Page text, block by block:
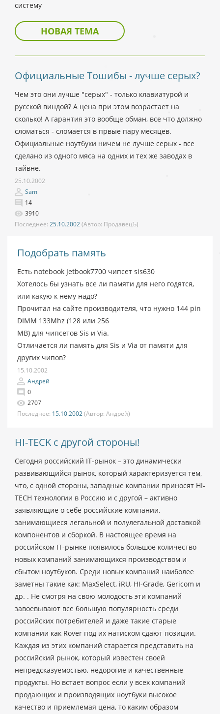
систему
НОВАЯ ТЕМА
Официальные Тошибы - лучше серых?
Чем это они лучше "серых" - только клавиатурой и
русской виндой? А цена при этом возрастает на
сколько! А гарантия это вообще обман, все что должно
сломаться - сломается в првые пару месяцев.
Официальные ноутбуки ничем не лучше серых - все
сделано из одного мяса на одних и тех же заводах в
тайвне.
25.10.2002
Sam
14
3910
Последнее: 25.10.2002(Автор: ПродавецЪ)
Подобрать память
Есть notebook Jetbook7700 чипсет sis630
Хотелось бы узнать все ли памяти для него годятся,
или какую к нему надо?
Прочитал на сайте производителя, что нужно 144 pin
DIMM 133Mhz (128 или 256
MB) для чипсетов Sis и Via.
Отличается ли память для Sis и Via от памяти для
других чипов?
15.10.2002
Андрей
0
2707
Последнее: 15.10.2002(Автор: Андрей)
HI-TECK c другой стороны!
Сегодня российский IT-рынок – это динамически
развивающийся рынок, который характеризуется тем,
что, с одной стороны, западные компании приносят HI-
TECH технологии в Россию и с другой – активно
заявляющие о себе российские компании,
занимающиеся легальной и полулегальной доставкой
компонентов и сборкой. В настоящее время на
российском IT-рынке появилось большое количество
новых компаний занимающихся производством и
сбытом ноутбуков. Среди новых компаний наиболее
заметны такие как: MaxSelect, iRU, HI-Grade, Gericom и
др. . Не смотря на свою молодость эти компаний
завоевывают все большую популярность среди
российских потребителей и даже такие старые
компании как Rover под их натиском сдают позиции.
Каждая из этих компаний старается представить на
российский рынок, который известен своей
непредсказуемостью, недорогие и качественные
продукты. Но встает вопрос если у всех компаний
продающих и производящих ноутбуки высокое
качество и приемлемая цена, то каким образом